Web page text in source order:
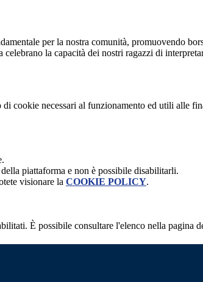
per la nostra comunità, promuovendo
la capacità dei nostri ragazzi di
cookie necessari al funzionamento ed utili alle
piattaforma e non è possibile disabilitarli.
visionare la COOKIE POLICY.
È possibile consultare l'elenco nella pagina